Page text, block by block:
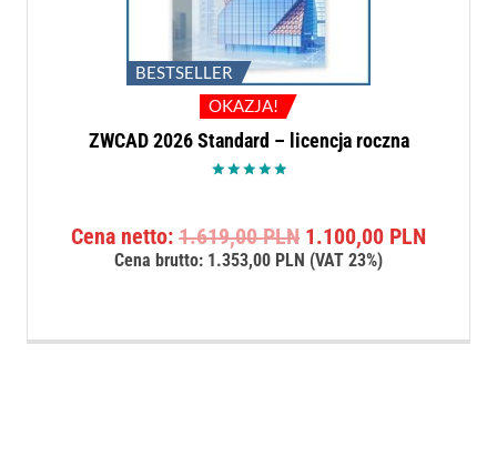
BESTSELLER
OKAZJA!
ZWCAD 2026 Standard – licencja roczna
Cena netto:1.619,00PLN Pierwotna
cena
1.100,00 PLN
Cena brutto: 1.353,00 PLN (VAT 23%)